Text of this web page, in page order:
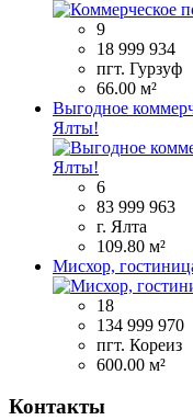
9
18 999 934
пгт. Гурзуф
66.00 м²
Выгодное
Ялты!
6
83 999 963
г. Ялта
109.80 м²
Мисхор,
18
134 999 970
пгт. Кореиз
600.00 м²
Контакты